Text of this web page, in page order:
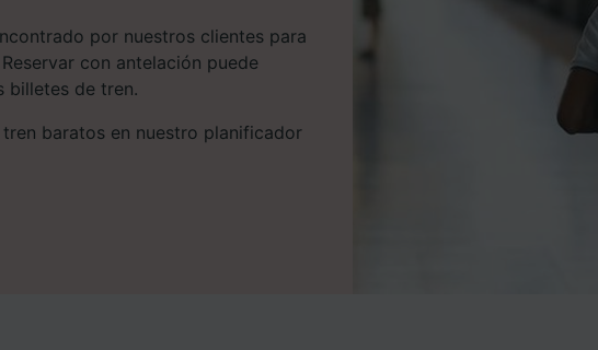
por nuestros clientes para
con antelación puede
billetes de tren.
baratos en nuestro planificador